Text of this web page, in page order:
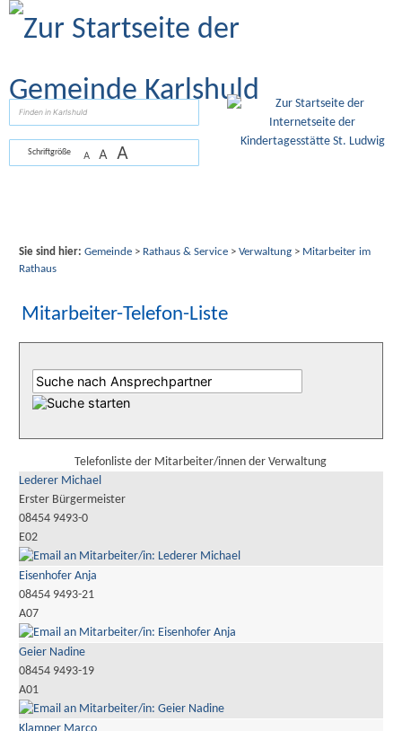
Zum Inhalt
Schriftgröße A A A
Sie sind hier: Gemeinde> Rathaus & Service> Verwaltung> Mitarbeiter im
Rathaus
Mitarbeiter-Telefon-Liste
Telefonliste der Mitarbeiter/innen der Verwaltung
Lederer Michael
Erster Bürgermeister
08454 9493-0
E02
Eisenhofer Anja
08454 9493-21
A07
Geier Nadine
08454 9493-19
A01